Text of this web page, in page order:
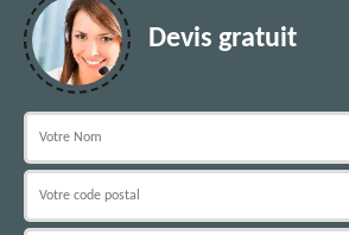
Devis gratuit